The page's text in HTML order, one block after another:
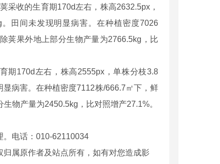
收的生育期170d左右，株高2632.5px，
田间未发现明显病害。在种植密度7026
荚果外地上部分生物产量为2766.5kg，比
170d左右，株高2555px，单株分枝3.8
病害。在种植密度7112株/666.7㎡下，鲜
物产量为2450.5kg，比对照增产27.1%。
。电话：010-62110034
属原作者及站点所有，如有对您造成影